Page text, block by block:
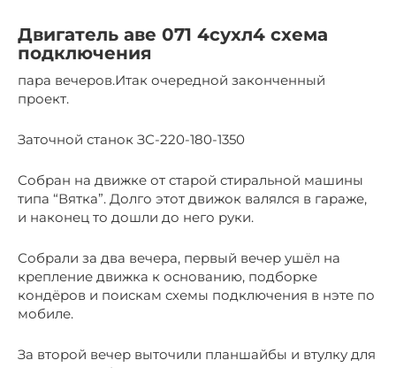
Двигатель аве 071 4сухл4 схема
подключения
пара вечеров.Итак очередной законченный
проект.
Заточной станок ЗС-220-180-1350
Собран на движке от старой стиральной машины
типа “Вятка”. Долго этот движок валялся в гараже,
и наконец то дошли до него руки.
Собрали за два вечера, первый вечер ушёл на
крепление движка к основанию, подборке
кондёров и поискам схемы подключения в нэте по
мобиле.
За второй вечер выточили планшайбы и втулку для